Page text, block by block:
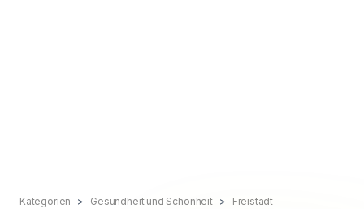
Kategorien Gesundheit und Schönheit
Freistadt